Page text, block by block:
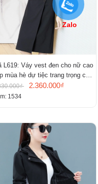
L619: Váy vest đen cho nữ cao
mùa hè dự tiệc trang trọng cao
2.360.000₫
1534
Zalo